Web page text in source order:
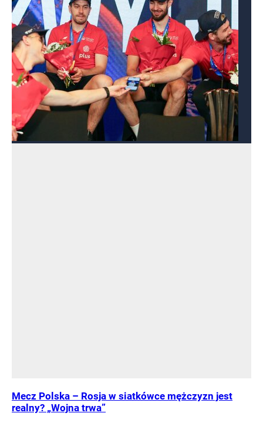
Mecz Polska – Rosja w siatkówce mężczyzn jest
realny? „Wojna trwa”